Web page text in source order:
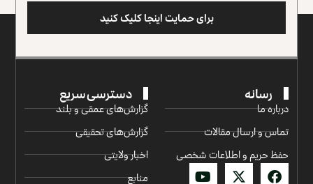
برای حمایت اینجا کلیک کنید
رسانه
درباره ما
تماس و ارسال مقالات
حفظ حریم و اطلاعات شخصی
دسترسی سریع
گزارش‌‌های عمقی و بلند
گزارش‌های تحقیقی
اخبار ولایتی
منابع